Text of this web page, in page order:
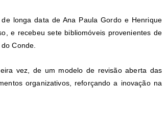
longa data de Ana Paula Gordo e Henrique
e recebeu sete bibliomóveis provenientes de
Conde.
vez, de um modelo de revisão aberta das
organizativos, reforçando a inovação na